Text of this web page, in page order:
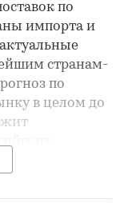
по
импорта и
странам-
по
в целом до
мешков